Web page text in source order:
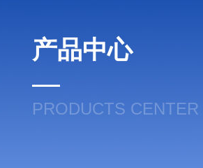
产品中心
PRODUCTS CENTER